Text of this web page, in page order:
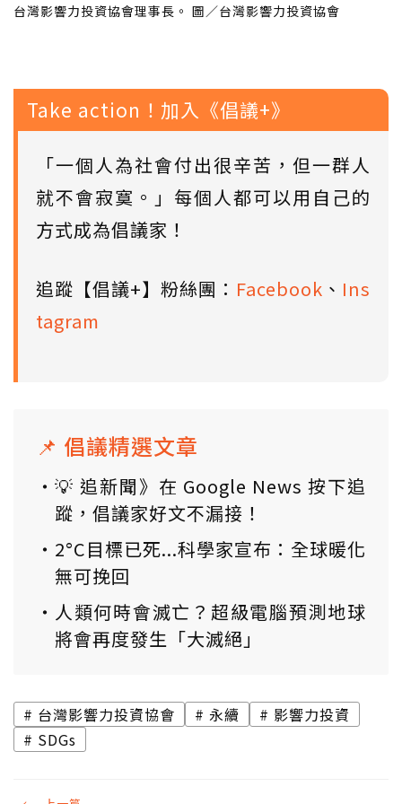
台灣影響力投資協會理事長。 圖／台灣影響力投資協會
Take action！加入《倡議+》
「一個人為社會付出很辛苦，但一群人
就不會寂寞。」每個人都可以用自己的
方式成為倡議家！
追蹤【倡議+】粉絲團： Facebook 、 Ins
tagram
📌 倡議精選文章
💡 追新聞》在 Google News 按下追
蹤，倡議家好文不漏接！
2°C目標已死...科學家宣布：全球暖化
無可挽回
人類何時會滅亡？超級電腦預測地球
將會再度發生「大滅絕」
台灣影響力投資協會 永續
影響力投資
SDGs